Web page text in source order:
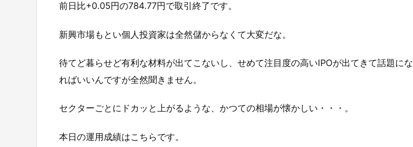
前日比+0.05円の784.77円で取引終了です。
新興市場もとい個人投資家は全然儲からなくて大変だな。
待てど暮らせど有利な材料が出てこないし、せめて注目度の高いIPOが出てきて話題にな
ればいいんですが全然聞きません。
セクターごとにドカッと上がるような、かつての相場が懐かしい・・・。
本日の運用成績はこちらです。